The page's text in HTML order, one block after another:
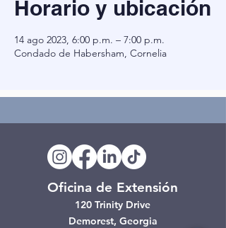
Horario y ubicación
14 ago 2023, 6:00 p.m. – 7:00 p.m.
Condado de Habersham, Cornelia
Oficina de Extensión
120 Trinity Drive
Demorest, Georgia